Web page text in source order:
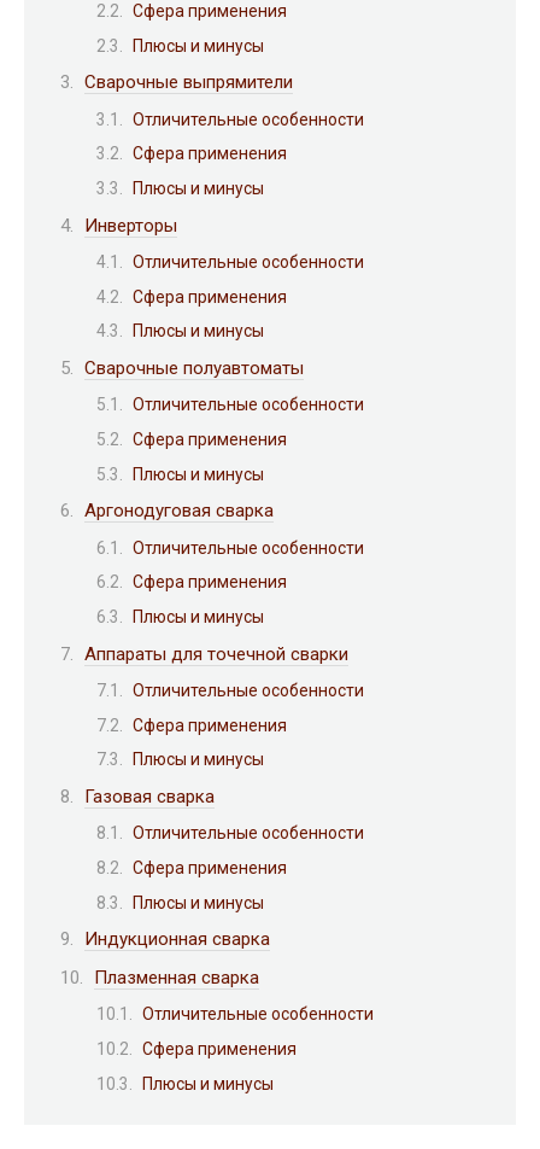
Сфера применения
Плюсы и минусы
Сварочные выпрямители
Отличительные особенности
Сфера применения
Плюсы и минусы
Инверторы
Отличительные особенности
Сфера применения
Плюсы и минусы
Сварочные полуавтоматы
Отличительные особенности
Сфера применения
Плюсы и минусы
Аргонодуговая сварка
Отличительные особенности
Сфера применения
Плюсы и минусы
Аппараты для точечной сварки
Отличительные особенности
Сфера применения
Плюсы и минусы
Газовая сварка
Отличительные особенности
Сфера применения
Плюсы и минусы
Индукционная сварка
Плазменная сварка
Отличительные особенности
Сфера применения
Плюсы и минусы